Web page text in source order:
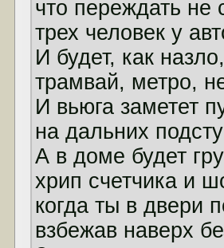
что переждать
трех человек у
И будет, как
трамвай, метро,
И вьюга заметет
на дальних
А в доме будет
хрип счетчика и
когда ты в двери
взбежав наверх